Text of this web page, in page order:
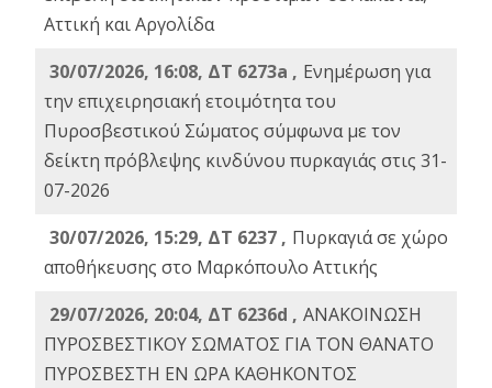
Αττική και Αργολίδα
30/07/2026, 16:08, ΔΤ 6273a , Ενημέρωση για
την επιχειρησιακή ετοιμότητα του
Πυροσβεστικού Σώματος σύμφωνα με τον
δείκτη πρόβλεψης κινδύνου πυρκαγιάς στις 31-
07-2026
30/07/2026, 15:29, ΔΤ 6237 , Πυρκαγιά σε χώρο
αποθήκευσης στο Μαρκόπουλο Αττικής
29/07/2026, 20:04, ΔΤ 6236d , ΑΝΑΚΟΙΝΩΣΗ
ΠΥΡΟΣΒΕΣΤΙΚΟΥ ΣΩΜΑΤΟΣ ΓΙΑ ΤΟΝ ΘΑΝΑΤΟ
ΠΥΡΟΣΒΕΣΤΗ ΕΝ ΩΡΑ ΚΑΘΗΚΟΝΤΟΣ